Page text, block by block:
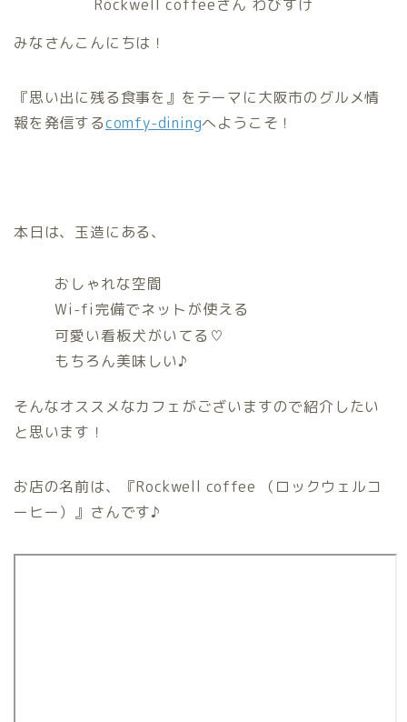
Rockwell coffeeさん わびすけ
みなさんこんにちは！
『思い出に残る食事を』をテーマに大阪市のグルメ情
報を発信するcomfy-diningへようこそ！
本日は、玉造にある、
おしゃれな空間
Wi-fi完備でネットが使える
可愛い看板犬がいてる♡
もちろん美味しい♪
そんなオススメなカフェがございますので紹介したい
と思います！
お店の名前は、『Rockwell coffee （ロックウェルコ
ーヒー）』さんです♪